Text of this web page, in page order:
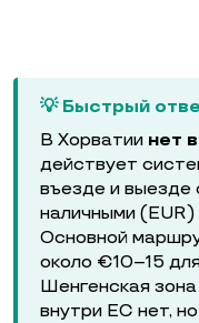
💡 Быстрый
В Хорватии нет
действует
въезде и выезде
наличными (EUR)
Основной
около €10–15
Шенгенская
внутри ЕС нет,